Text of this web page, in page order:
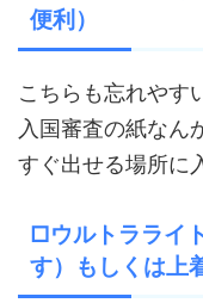
便利）
こちらも忘れやす
入国審査の紙なん
すぐ出せる場所に
□ウルトラライ
す）もしくは上